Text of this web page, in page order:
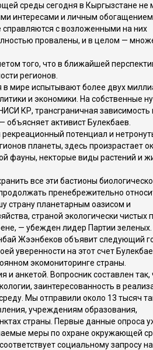
среды сегодня в Кыргызстане не
интересами и личным
справляются с возложенными на них
провалены, и в целом —
того, что в ближайшей
регионов.
мире испытывают более двух
и экономики. На собственные
КР, трансграничная
объясняет активист Булекбаев.
потенциал и
планеты, здесь произрастает
фауны, некторые виды растений и
все эти бастионы
пренебрежительно
страну планетарным оазисом и
страной экологически чистых
— убежден лидер Партии зеленых.
Жээнбеков объявит следующий
уверенности на этот счет
экомониторинге страны.
и анкетой. Вопросник составлен так,
заинтересованность в
Мы отправили около 13 тысяч
учреждениям образования,
страны. Первые данные опроса
меры по охране окружающей
социальному запросу